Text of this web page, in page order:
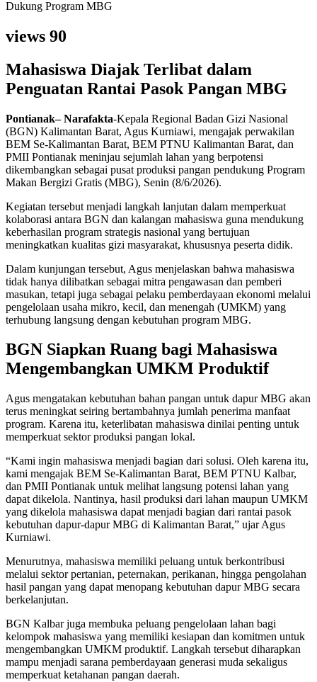
views 90
Mahasiswa Diajak Terlibat dalam
Penguatan Rantai Pasok Pangan MBG
Pontianak– Narafakta-Kepala Regional Badan Gizi Nasional
(BGN) Kalimantan Barat, Agus Kurniawi, mengajak perwakilan
BEM Se-Kalimantan Barat, BEM PTNU Kalimantan Barat, dan
PMII Pontianak meninjau sejumlah lahan yang berpotensi
dikembangkan sebagai pusat produksi pangan pendukung Program
Makan Bergizi Gratis (MBG), Senin (8/6/2026).
Kegiatan tersebut menjadi langkah lanjutan dalam memperkuat
kolaborasi antara BGN dan kalangan mahasiswa guna mendukung
keberhasilan program strategis nasional yang bertujuan
meningkatkan kualitas gizi masyarakat, khususnya peserta didik.
Dalam kunjungan tersebut, Agus menjelaskan bahwa mahasiswa
tidak hanya dilibatkan sebagai mitra pengawasan dan pemberi
masukan, tetapi juga sebagai pelaku pemberdayaan ekonomi melalui
pengelolaan usaha mikro, kecil, dan menengah (UMKM) yang
terhubung langsung dengan kebutuhan program MBG.
BGN Siapkan Ruang bagi Mahasiswa
Mengembangkan UMKM Produktif
Agus mengatakan kebutuhan bahan pangan untuk dapur MBG akan
terus meningkat seiring bertambahnya jumlah penerima manfaat
program. Karena itu, keterlibatan mahasiswa dinilai penting untuk
memperkuat sektor produksi pangan lokal.
“Kami ingin mahasiswa menjadi bagian dari solusi. Oleh karena itu,
kami mengajak BEM Se-Kalimantan Barat, BEM PTNU Kalbar,
dan PMII Pontianak untuk melihat langsung potensi lahan yang
dapat dikelola. Nantinya, hasil produksi dari lahan maupun UMKM
yang dikelola mahasiswa dapat menjadi bagian dari rantai pasok
kebutuhan dapur-dapur MBG di Kalimantan Barat,” ujar Agus
Kurniawi.
Menurutnya, mahasiswa memiliki peluang untuk berkontribusi
melalui sektor pertanian, peternakan, perikanan, hingga pengolahan
hasil pangan yang dapat menopang kebutuhan dapur MBG secara
berkelanjutan.
BGN Kalbar juga membuka peluang pengelolaan lahan bagi
kelompok mahasiswa yang memiliki kesiapan dan komitmen untuk
mengembangkan UMKM produktif. Langkah tersebut diharapkan
mampu menjadi sarana pemberdayaan generasi muda sekaligus
memperkuat ketahanan pangan daerah.